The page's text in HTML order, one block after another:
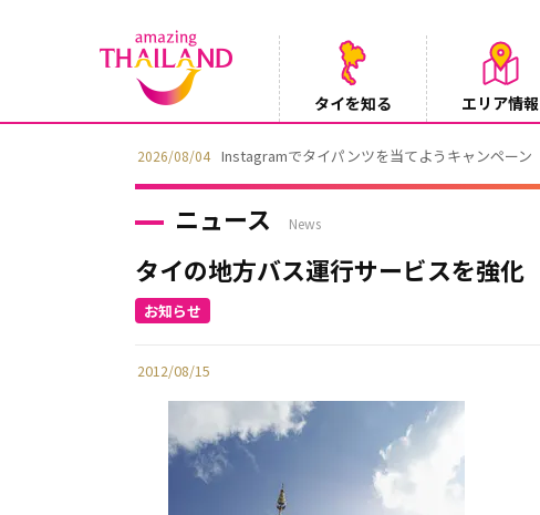
タイを知る エリア情報
2026/08/04 Instagramでタイパンツを当てようキャンペーン
ニュース News
タイの地方バス運行サービスを強化
2012/08/15